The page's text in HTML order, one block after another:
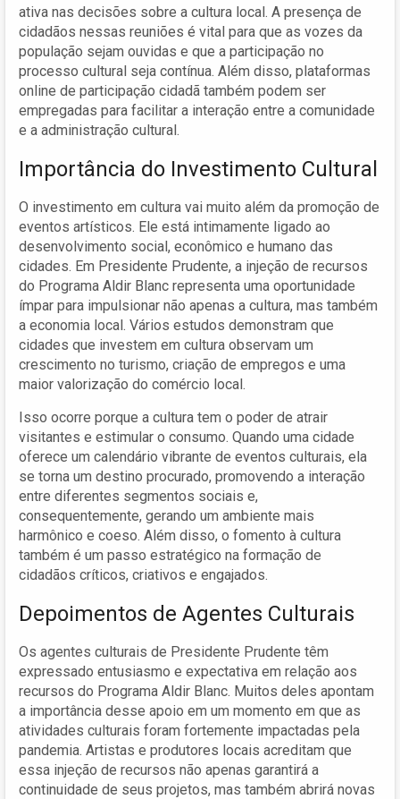
ativa nas decisões sobre a cultura local. A presença de
cidadãos nessas reuniões é vital para que as vozes da
população sejam ouvidas e que a participação no
processo cultural seja contínua. Além disso, plataformas
online de participação cidadã também podem ser
empregadas para facilitar a interação entre a comunidade
e a administração cultural.
Importância do Investimento Cultural
O investimento em cultura vai muito além da promoção de
eventos artísticos. Ele está intimamente ligado ao
desenvolvimento social, econômico e humano das
cidades. Em Presidente Prudente, a injeção de recursos
do Programa Aldir Blanc representa uma oportunidade
ímpar para impulsionar não apenas a cultura, mas também
a economia local. Vários estudos demonstram que
cidades que investem em cultura observam um
crescimento no turismo, criação de empregos e uma
maior valorização do comércio local.
Isso ocorre porque a cultura tem o poder de atrair
visitantes e estimular o consumo. Quando uma cidade
oferece um calendário vibrante de eventos culturais, ela
se torna um destino procurado, promovendo a interação
entre diferentes segmentos sociais e,
consequentemente, gerando um ambiente mais
harmônico e coeso. Além disso, o fomento à cultura
também é um passo estratégico na formação de
cidadãos críticos, criativos e engajados.
Depoimentos de Agentes Culturais
Os agentes culturais de Presidente Prudente têm
expressado entusiasmo e expectativa em relação aos
recursos do Programa Aldir Blanc. Muitos deles apontam
a importância desse apoio em um momento em que as
atividades culturais foram fortemente impactadas pela
pandemia. Artistas e produtores locais acreditam que
essa injeção de recursos não apenas garantirá a
continuidade de seus projetos, mas também abrirá novas